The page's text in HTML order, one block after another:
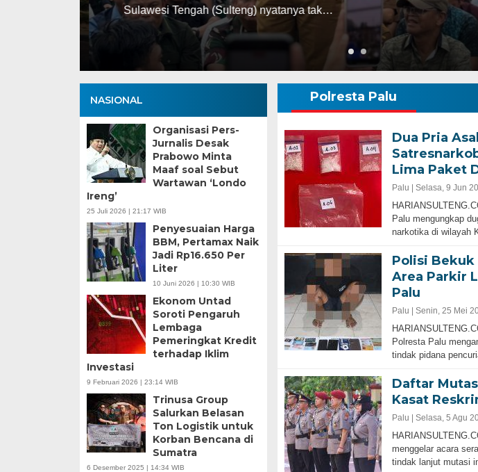
Sulawesi Tengah (Sulteng) nyatanya tak…
NASIONAL
Organisasi Pers-
Jurnalis Desak
Prabowo Minta
Maaf soal Sebut
Wartawan ‘Londo
Ireng’
25 Juli 2026 | 21:17 WIB
Penyesuaian Harga
BBM, Pertamax Naik
Jadi Rp16.650 Per
Liter
10 Juni 2026 | 10:30 WIB
Ekonom Untad
Soroti Pengaruh
Lembaga
Pemeringkat Kredit
terhadap Iklim
Investasi
9 Februari 2026 | 23:14 WIB
Trinusa Group
Salurkan Belasan
Ton Logistik untuk
Korban Bencana di
Sumatra
6 Desember 2025 | 14:34 WIB
Polresta Palu
Dua Pria
Lima Paket
Palu | Selasa, 9 Jun
Palu mengungkap
narkotika di wilayah
Polisi Bekuk
Area Parkir
Palu
Palu | Senin, 25 Mei
Polresta Palu
tindak pidana
Daftar
Kasat
Palu | Selasa, 5 Agu
menggelar acara
tindak lanjut mutasi